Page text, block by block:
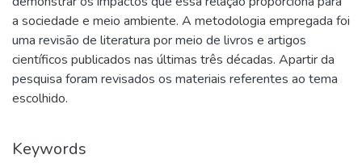
a sociedade e meio ambiente. A metodologia empregada foi
uma revisão de literatura por meio de livros e artigos
científicos publicados nas últimas três décadas. Apartir da
pesquisa foram revisados os materiais referentes ao tema
escolhido.
Keywords